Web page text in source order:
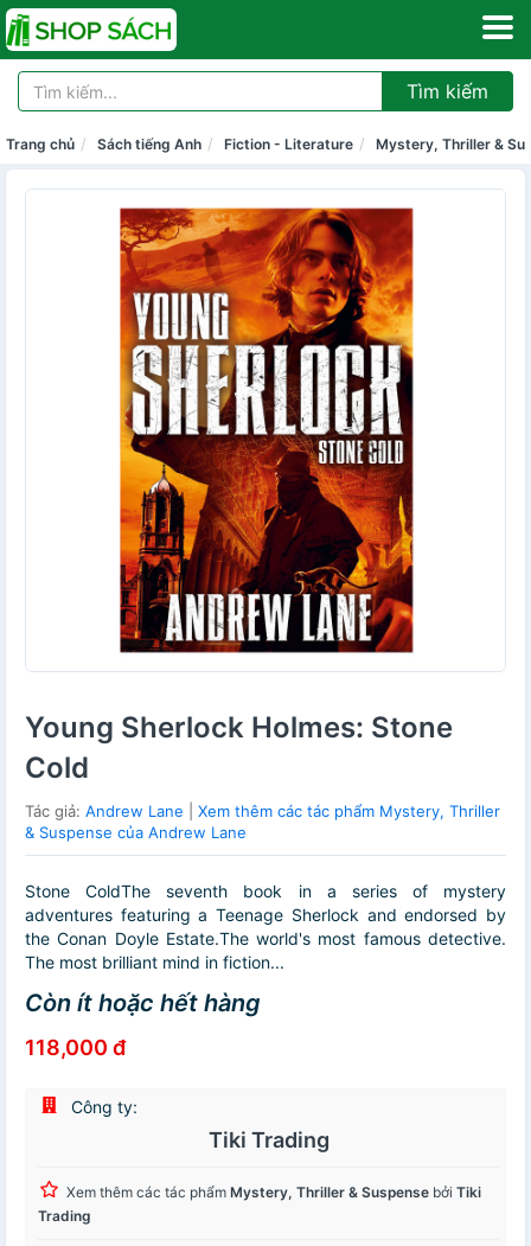
Tìm kiếm
Trang chủ Sách tiếng Anh Fiction - Literature Mystery, Thriller &
Young Sherlock Holmes: Stone
Cold
Tác giả: Andrew Lane
Xem thêm các tác phẩm Mystery, Thriller
& Suspense của Andrew Lane
Stone ColdThe seventh book in a series of mystery
adventures featuring a Teenage Sherlock and endorsed by
the Conan Doyle Estate.The world's most famous detective.
The most brilliant mind in fiction...
Còn ít hoặc hết hàng
118,000 đ
Công ty:
Tiki Trading
Xem thêm các tác phẩm Mystery, Thriller & Suspense bởi Tiki
Trading